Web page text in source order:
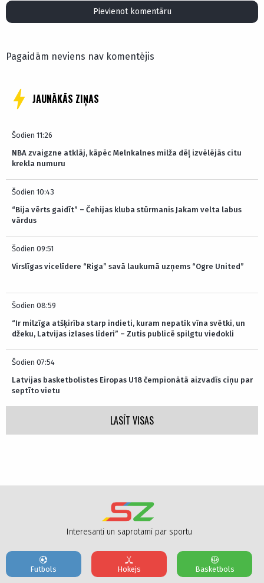
Pievienot komentāru
Pagaidām neviens nav komentējis
JAUNĀKĀS ZIŅAS
Šodien 11:26
NBA zvaigzne atklāj, kāpēc Melnkalnes milža dēļ izvēlējās citu
krekla numuru
Šodien 10:43
“Bija vērts gaidīt” – Čehijas kluba stūrmanis Jakam velta labus
vārdus
Šodien 09:51
Virslīgas vicelīdere “Riga” savā laukumā uzņems “Ogre United”
Šodien 08:59
“Ir milzīga atšķirība starp indieti, kuram nepatīk vīna svētki, un
džeku, Latvijas izlases līderi” – Zutis publicē spilgtu viedokli
Šodien 07:54
Latvijas basketbolistes Eiropas U18 čempionātā aizvadīs cīņu par
septīto vietu
LASĪT VISAS
Interesanti un saprotami par sportu
Futbols Hokejs Basketbols